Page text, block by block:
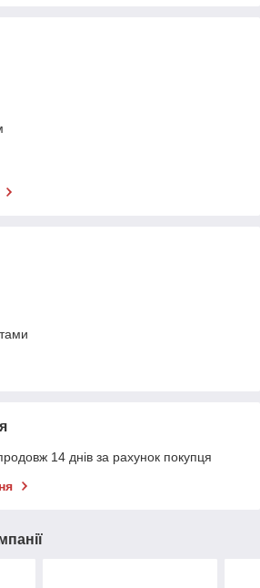
14 днів за рахунок покупця